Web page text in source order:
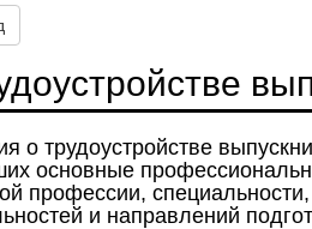
о трудоустройстве
основные
профессии,
и направлений